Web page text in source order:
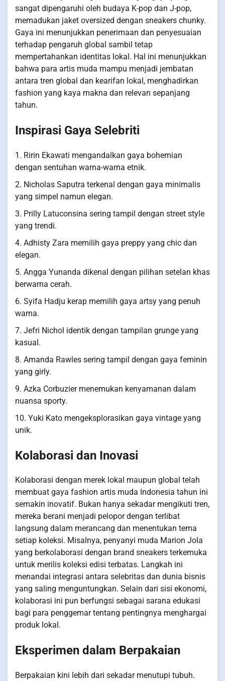
sangat dipengaruhi oleh budaya K-pop dan J-pop,
memadukan jaket oversized dengan sneakers chunky.
Gaya ini menunjukkan penerimaan dan penyesuaian
terhadap pengaruh global sambil tetap
mempertahankan identitas lokal. Hal ini menunjukkan
bahwa para artis muda mampu menjadi jembatan
antara tren global dan kearifan lokal, menghadirkan
fashion yang kaya makna dan relevan sepanjang
tahun.
Inspirasi Gaya Selebriti
1. Ririn Ekawati mengandalkan gaya bohemian
dengan sentuhan warna-warna etnik.
2. Nicholas Saputra terkenal dengan gaya minimalis
yang simpel namun elegan.
3. Prilly Latuconsina sering tampil dengan street style
yang trendi.
4. Adhisty Zara memilih gaya preppy yang chic dan
elegan.
5. Angga Yunanda dikenal dengan pilihan setelan khas
berwarna cerah.
6. Syifa Hadju kerap memilih gaya artsy yang penuh
warna.
7. Jefri Nichol identik dengan tampilan grunge yang
kasual.
8. Amanda Rawles sering tampil dengan gaya feminin
yang girly.
9. Azka Corbuzier menemukan kenyamanan dalam
nuansa sporty.
10. Yuki Kato mengeksplorasikan gaya vintage yang
unik.
Kolaborasi dan Inovasi
Kolaborasi dengan merek lokal maupun global telah
membuat gaya fashion artis muda Indonesia tahun ini
semakin inovatif. Bukan hanya sekadar mengikuti tren,
mereka berani menjadi pelopor dengan terlibat
langsung dalam merancang dan menentukan tema
setiap koleksi. Misalnya, penyanyi muda Marion Jola
yang berkolaborasi dengan brand sneakers terkemuka
untuk merilis koleksi edisi terbatas. Langkah ini
menandai integrasi antara selebritas dan dunia bisnis
yang saling menguntungkan. Selain dari sisi ekonomi,
kolaborasi ini pun berfungsi sebagai sarana edukasi
bagi para penggemar tentang pentingnya menghargai
produk lokal.
Eksperimen dalam Berpakaian
Berpakaian kini lebih dari sekadar menutupi tubuh.